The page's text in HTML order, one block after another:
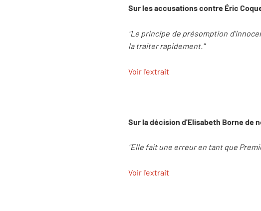
Sur les accusations contre Éric
"Le principe de présomption
la traiter rapidement."
Voir l'extrait
Sur la décision d'Elisabeth Borne de
"Elle fait une erreur en tant que
Voir l'extrait